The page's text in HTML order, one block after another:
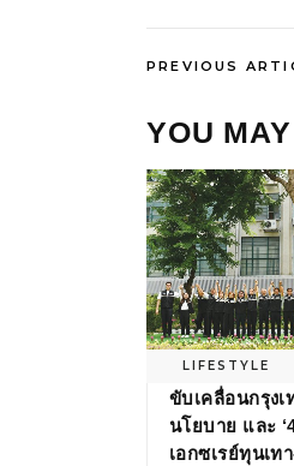
PREVIOUS
YOU
LIFESTYLE
ขับเคลื่อนกรุงเ
นโยบาย และ
เอกซเรย์ทุนเท